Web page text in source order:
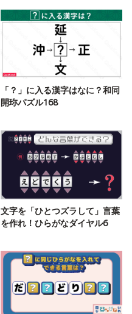
「？」に入る漢字はなに？和同
開珎パズル168
文字を「ひとつズラして」言葉
を作れ！ひらがなダイヤル6